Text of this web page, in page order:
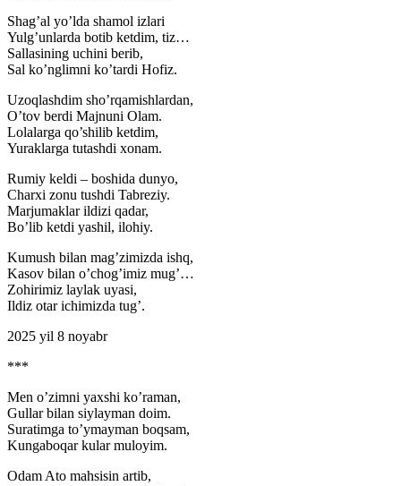
Shag’al yo’lda shamol izlari
Yulg’unlarda botib ketdim, tiz…
Sallasining uchini berib,
Sal ko’nglimni ko’tardi Hofiz.
Uzoqlashdim sho’rqamishlardan,
O’tov berdi Majnuni Olam.
Lolalarga qo’shilib ketdim,
Yuraklarga tutashdi xonam.
Rumiy keldi – boshida dunyo,
Charxi zonu tushdi Tabreziy.
Marjumaklar ildizi qadar,
Bo’lib ketdi yashil, ilohiy.
Kumush bilan mag’zimizda ishq,
Kasov bilan o’chog’imiz mug’…
Zohirimiz laylak uyasi,
Ildiz otar ichimizda tug’.
2025 yil 8 noyabr
***
Men o’zimni yaxshi ko’raman,
Gullar bilan siylayman doim.
Suratimga to’ymayman boqsam,
Kungaboqar kular muloyim.
Odam Ato mahsisin artib,